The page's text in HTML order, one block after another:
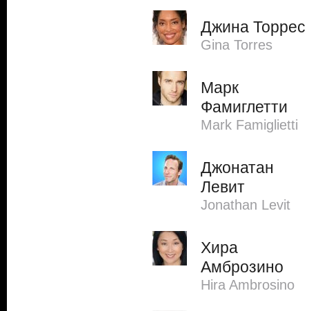
Джина Торрес
Gina Torres
Марк
Фамиглетти
Mark Famiglietti
Джонатан
Левит
Jonathan Levit
Хира
Амброзино
Hira Ambrosino